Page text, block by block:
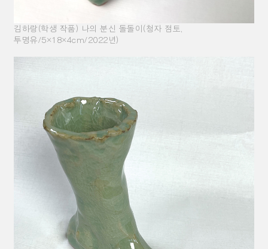
김하랑(학생 작품) 나의 분신 돌돌이(청자 점토,
투명유/5×18×4cm/2022년)